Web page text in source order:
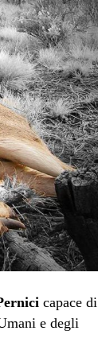
capace di
e degli